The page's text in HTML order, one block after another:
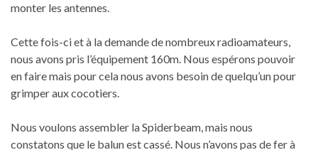
monter les antennes.
Cette fois-ci et à la demande de nombreux radioamateurs,
nous avons pris l’équipement 160m. Nous espérons pouvoir
en faire mais pour cela nous avons besoin de quelqu’un pour
grimper aux cocotiers.
Nous voulons assembler la Spiderbeam, mais nous
constatons que le balun est cassé. Nous n’avons pas de fer à